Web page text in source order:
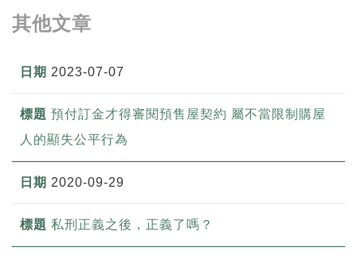
其他文章
2023-07-07
預付訂金才得審閱預售屋契約 屬不當限制購屋
人的顯失公平行為
2020-09-29
私刑正義之後，正義了嗎？